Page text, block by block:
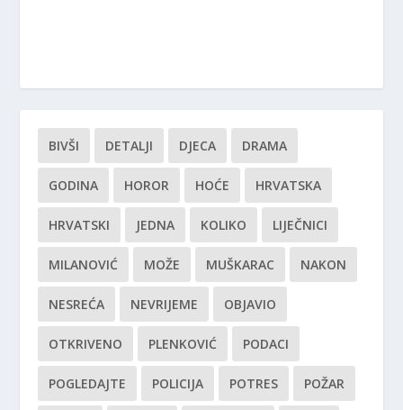
BIVŠI DETALJI DJECA DRAMA
GODINA HOROR HOĆE HRVATSKA
HRVATSKI JEDNA KOLIKO LIJEČNICI
MILANOVIĆ MOŽE MUŠKARAC NAKON
NESREĆA NEVRIJEME OBJAVIO
OTKRIVENO PLENKOVIĆ PODACI
POGLEDAJTE POLICIJA POTRES POŽAR